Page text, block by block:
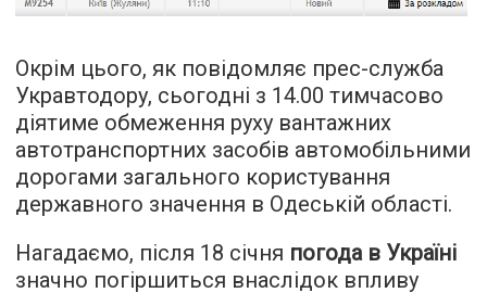
Окрім цього, як повідомляє прес-служба
Укравтодору, сьогодні з 14.00 тимчасово
діятиме обмеження руху вантажних
автотранспортних засобів автомобільними
дорогами загального користування
державного значення в Одеській області.
Нагадаємо, після 18 січня погода в Україні
значно погіршиться внаслідок впливу